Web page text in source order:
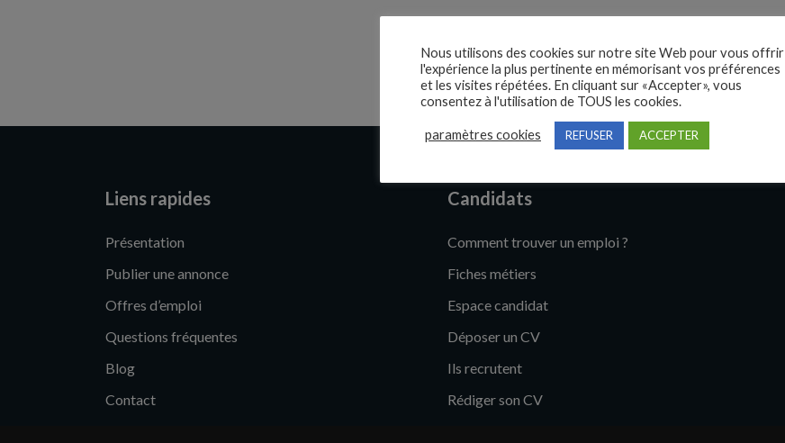
Liens rapides
Présentation
Publier une annonce
Offres d’emploi
Questions fréquentes
Blog
Contact
Candidats
Comment trouver un emploi ?
Fiches métiers
Espace candidat
Déposer un CV
Ils recrutent
Rédiger son CV
Nous utilisons des cookies sur notre site Web pour vous offrir
l'expérience la plus pertinente en mémorisant vos préférences
et les visites répétées. En cliquant sur «Accepter», vous
consentez à l'utilisation de TOUS les cookies.
paramètres cookies REFUSER ACCEPTER